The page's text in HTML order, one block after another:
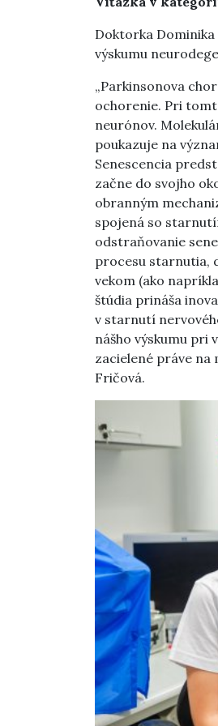
Doktorka Dominika
výskumu
„Parkinsonova
ochorenie. Pri
neurónov.
poukazuje na
Senescencia
začne do svojho
obranným
spojená so
odstraňovanie
procesu starnutia,
vekom (ako
štúdia prináša
v starnutí
nášho výskumu pri
zacielené práve na
Fričová.